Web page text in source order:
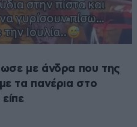
με άνδρα που της
τα πανέρια στο